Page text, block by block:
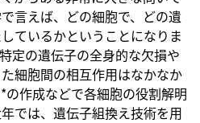
言えば、どの細胞で、どの遺
ているかということになりま
定の遺伝子の全身的な欠損や
細胞間の相互作用はなかなか
作成などで各細胞の役割解明
では、遺伝子組換え技術を用